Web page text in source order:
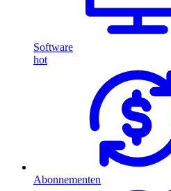
Software
hot
Abonnementen